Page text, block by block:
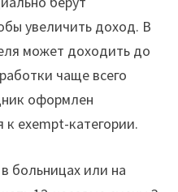
увеличить доход. В
может доходить до
чаще всего
оформлен
exempt-категории.
больницах или на